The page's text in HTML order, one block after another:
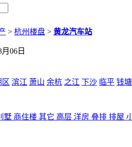
> 杭州楼盘 > 黄龙汽车站
06日
区 滨江 萧山 余杭 之江 下沙 临平 钱
墅 商住楼 其它 高层 洋房 叠排 排屋